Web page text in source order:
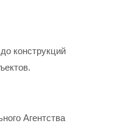
конструкций
Агентства